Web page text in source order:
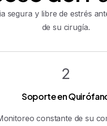
segura y libre de estrés
de su cirugía.
2
Soporte en
constante de su